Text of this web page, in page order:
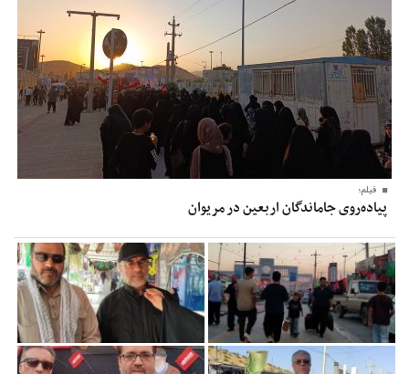
فیلم؛
پیاده‌روی جاماندگان اربعین در مریوان